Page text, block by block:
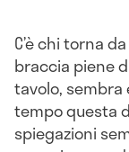
C’è chi torna
braccia piene
tavolo,
tempo questa
spiegazioni